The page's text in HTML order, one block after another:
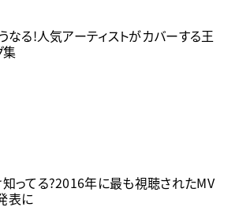
なる!人気アーティストがカバーする王
集
ってる?2016年に最も視聴されたMV
表に